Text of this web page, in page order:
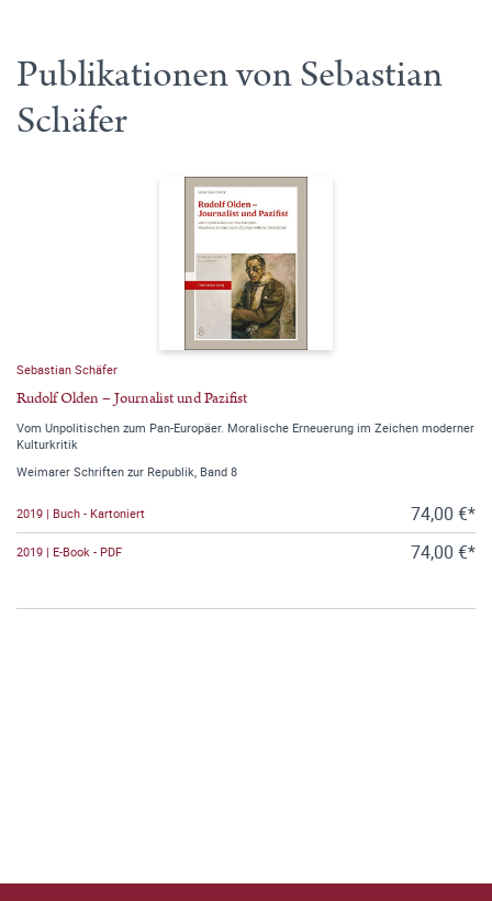
Publikationen von Sebastian
Schäfer
Sebastian Schäfer
Rudolf Olden – Journalist und Pazifist
Vom Unpolitischen zum Pan-Europäer. Moralische Erneuerung im Zeichen moderner
Kulturkritik
Weimarer Schriften zur Republik, Band 8
2019 | Buch - Kartoniert 74,00 €*
2019 | E-Book - PDF 74,00 €*